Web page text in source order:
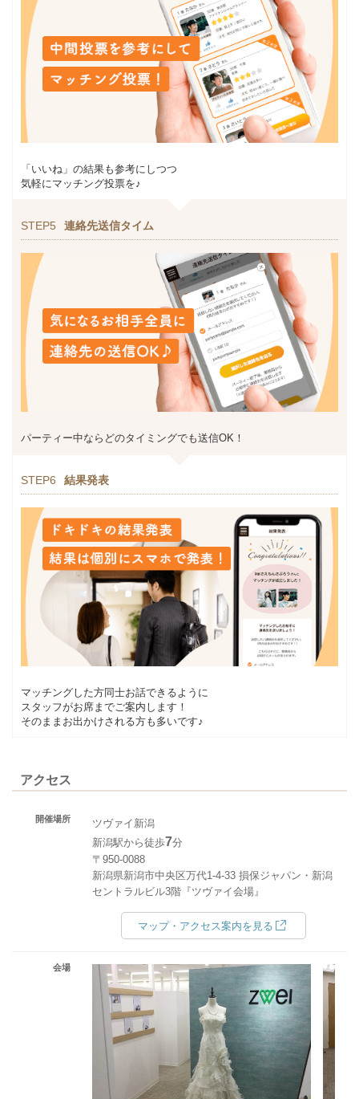
「いいね」の結果も参考にしつつ
気軽にマッチング投票を♪
STEP5 連絡先送信タイム
パーティー中ならどのタイミングでも送信OK！
STEP6 結果発表
マッチングした方同士お話できるように
スタッフがお席までご案内します！
そのままお出かけされる方も多いです♪
アクセス
開催場所
ツヴァイ新潟
新潟駅から徒歩7分
〒950-0088
新潟県新潟市中央区万代1-4-33 損保ジャパン・新潟
セントラルビル3階『ツヴァイ会場』
マップ・アクセス案内を見る
会場